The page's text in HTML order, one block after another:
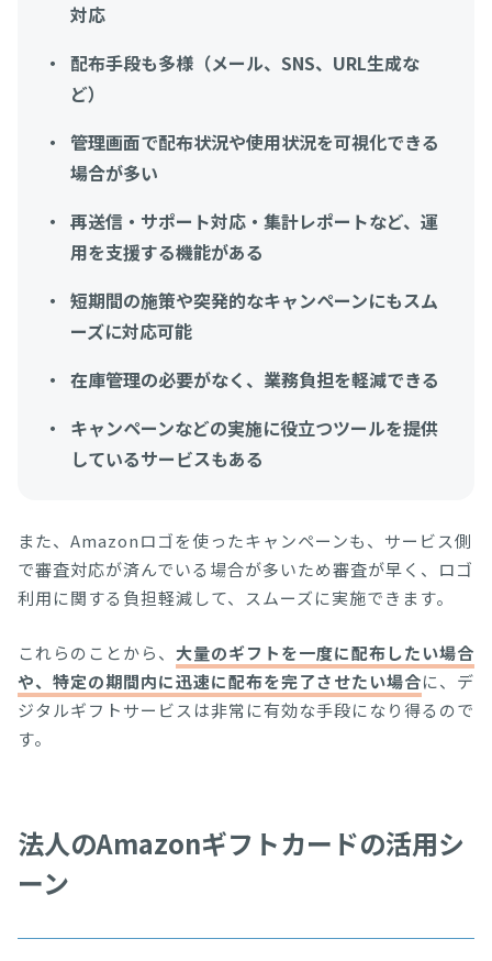
対応
配布手段も多様（メール、SNS、URL生成な
ど）
管理画面で配布状況や使用状況を可視化できる
場合が多い
再送信・サポート対応・集計レポートなど、運
用を支援する機能がある
短期間の施策や突発的なキャンペーンにもスム
ーズに対応可能
在庫管理の必要がなく、業務負担を軽減できる
キャンペーンなどの実施に役立つツールを提供
しているサービスもある
また、Amazonロゴを使ったキャンペーンも、サービス側
で審査対応が済んでいる場合が多いため審査が早く、ロゴ
利用に関する負担軽減して、スムーズに実施できます。
これらのことから、 大量のギフトを一度に配布したい場合
や、特定の期間内に迅速に配布を完了させたい場合に、デ
ジタルギフトサービスは非常に有効な手段になり得るので
す。
法人のAmazonギフトカードの活用シ
ーン